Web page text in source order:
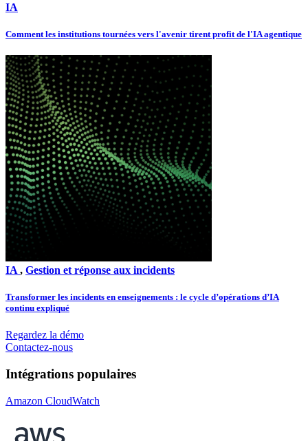
IA
Comment les institutions tournées vers l'avenir tirent profit de l'IA agentique
IA , Gestion et réponse aux incidents
Transformer les incidents en enseignements : le cycle d’opérations d’IA
continu expliqué
Regardez la démo
Contactez-nous
Intégrations populaires
Amazon CloudWatch